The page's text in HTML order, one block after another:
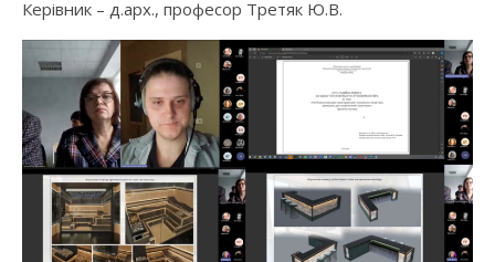
Керівник – д.арх., професор Третяк Ю.В.